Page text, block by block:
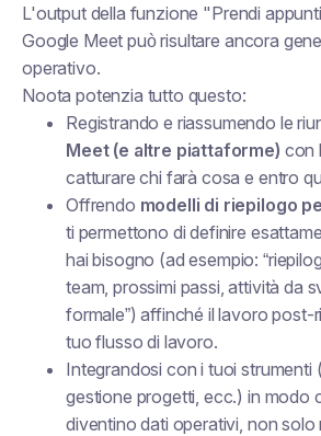
L'output della funzione "Prendi
Google Meet può risultare ancora
operativo.
Noota potenzia tutto questo:
Registrando e riassumendo le
Meet (e altre piattaforme) con
catturarechi farà cosa e entro
Offrendo modelli di riepilogo
ti permettono di definire
hai bisogno (ad esempio:
team, prossimi passi, attività da
formale”) affinché il lavoro post-
tuo flusso di lavoro.
Integrandosi con i tuoi strumenti
gestione progetti, ecc.) in modo
diventino dati operativi, non solo